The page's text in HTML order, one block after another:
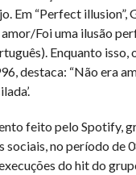
Em “Perfect illusion”,
Foi uma ilusão
Enquanto isso,
destaca: “Não era
feito pelo Spotify,
sociais, no período de
do hit do